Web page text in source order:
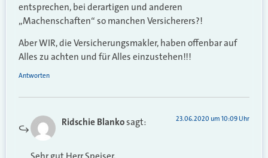
entsprechen, bei derartigen und anderen
„Machenschaften“ so manchen Versicherers?!
Aber WIR, die Versicherungsmakler, haben offenbar auf
Alles zu achten und für Alles einzustehen!!!
Antworten
Ridschie Blankosagt: 23.06.2020 um 10:09 Uhr